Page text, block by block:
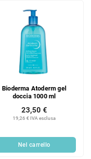
Bioderma Atoderm gel
doccia 1000 ml
19,26 € IVA esclusa
23,50 €
Nel carrello